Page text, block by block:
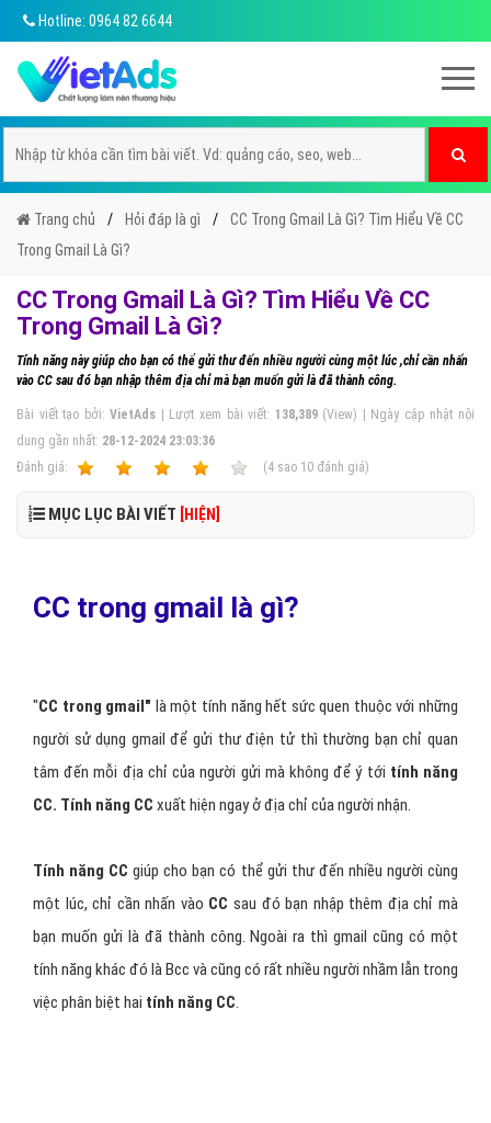
Hotline: 0964 82 6644
Trang chủ Hỏi đáp là gì
CC Trong Gmail Là Gì? Tìm Hiểu Về CC
Trong Gmail Là Gì?
CC Trong Gmail Là Gì? Tìm Hiểu Về CC
Trong Gmail Là Gì?
Tính năng này giúp cho bạn có thể gửi thư đến nhiều người cùng một lúc ,chỉ cần nhấn
vào CC sau đó bạn nhập thêm địa chỉ mà bạn muốn gửi là đã thành công.
Bài viết tạo bởi:VietAds | Lượt xem bài viết: 138,389(View) | Ngày cập nhật nội
dung gần nhất: 28-12-2024 23:03:36
Ðánh giá:
(4 sao 10 đánh giá)
MỤC LỤC BÀI VIẾT [HIỆN]
CC trong gmail là gì?
"CC trong gmail" là một tính năng hết sức quen thuộc với những
người sử dụng gmail để gửi thư điện tử thì thường bạn chỉ quan
tâm đến mỗi địa chỉ của người gửi mà không để ý tới tính năng
CC. Tính năng CC xuất hiện ngay ở địa chỉ của người nhận.
Tính năng CC giúp cho bạn có thể gửi thư đến nhiều người cùng
một lúc, chỉ cần nhấn vào CCsau đó bạn nhập thêm địa chỉ mà
bạn muốn gửi là đã thành công. Ngoài ra thì gmail cũng có một
tính năng khác đó là Bcc và cũng có rất nhiều người nhầm lẫn trong
việc phân biệt hai tính năng CC.